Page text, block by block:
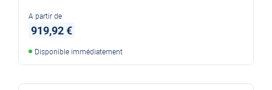
A partir de
919,92 €
Disponible immédiatement